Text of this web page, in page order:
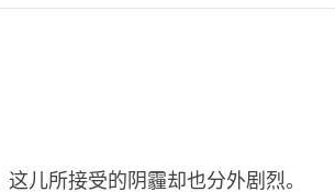
儿所接受的阴霾却也分外剧烈。